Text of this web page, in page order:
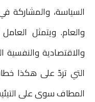
السياسة، والمشاركة
والعام. ويتمثل
والاقتصادية والنفسية
التي تردّ على هكذا
المطاف سوى على